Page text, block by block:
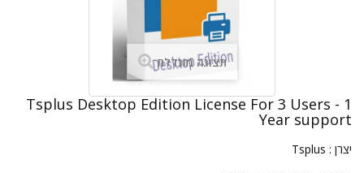
תצוגה מוגדלת
Tsplus Desktop Edition License For 3 Users - 1
Year support
יצרן : Tsplus